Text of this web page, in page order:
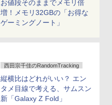
お値段そのままでメモリ倍
増！メモリ32GBの「お得な
ゲーミングノート」
西田宗千佳のRandomTracking
縦横比はどれがいい？ エン
タメ目線で考える、サムスン
新「Galaxy Z Fold」